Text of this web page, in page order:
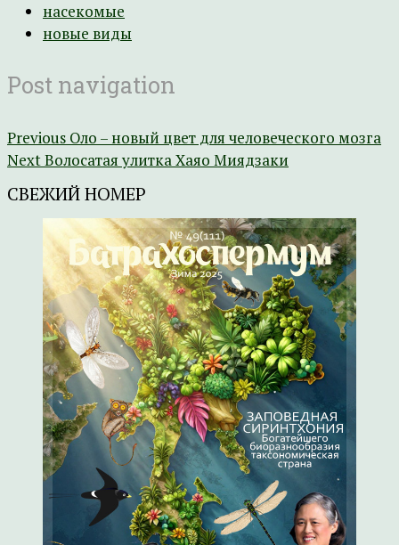
насекомые
новые виды
Post navigation
Previous Оло – новый цвет для человеческого мозга
NextВолосатая улитка Хаяо Миядзаки
СВЕЖИЙ НОМЕР